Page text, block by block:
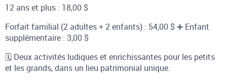
12 ans et plus : 18,00 $
Forfait familial (2 adultes + 2 enfants) : 54,00 $ ➕ Enfant
supplémentaire : 3,00 $
🗓️ Deux activités ludiques et enrichissantes pour les petits
et les grands, dans un lieu patrimonial unique.